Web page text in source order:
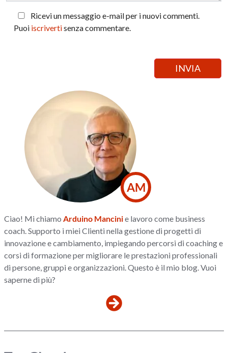
Ricevi un messaggio e-mail per i nuovi commenti.
Puoi iscrivertisenza commentare.
AM
Ciao! Mi chiamo Arduino Mancinie lavoro come business
coach. Supporto i miei Clienti nella gestione di progetti di
innovazione e cambiamento, impiegando percorsi di coaching e
corsi di formazione per migliorare le prestazioni professionali
di persone, gruppi e organizzazioni. Questo è il mio blog. Vuoi
saperne di più?